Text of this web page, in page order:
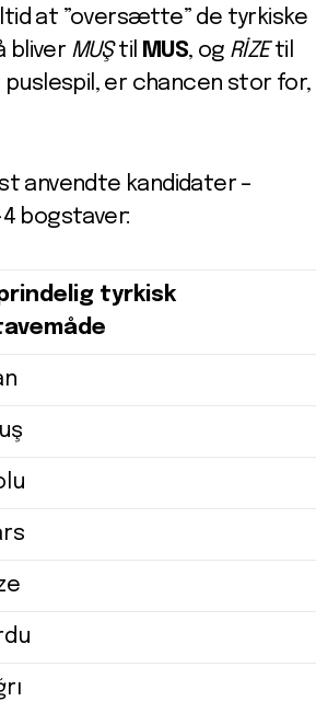
at ”oversætte” de tyrkiske
bliver MUŞtil MUS, og RİZEtil
puslespil, er chancen stor for,
anvendte kandidater –
bogstaver:
tyrkisk